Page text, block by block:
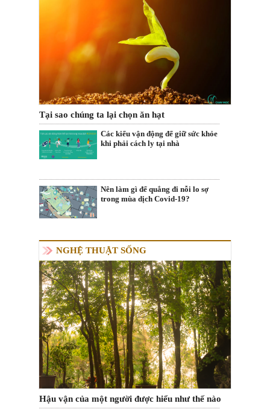
Tại sao chúng ta lại chọn ăn hạt
Các kiểu vận động để giữ sức khỏe
khi phải cách ly tại nhà
Nên làm gì để quẳng đi nỗi lo sợ
trong mùa dịch Covid-19?
NGHỆ THUẬT SỐNG
Hậu vận của một người được hiểu như thế nào